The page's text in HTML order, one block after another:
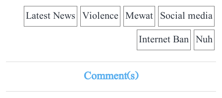
Social media
Mewat
Violence
Latest News
Nuh
Internet Ban
Comment(s)